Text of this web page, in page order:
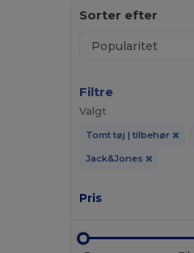
Sorter efter
Filtre
Valgt
Tomt tøj | tilbehør
Jack&Jones
Pris